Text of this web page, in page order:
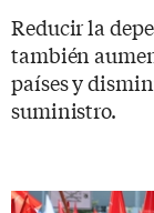
Reducir la
también
países y
suministro.